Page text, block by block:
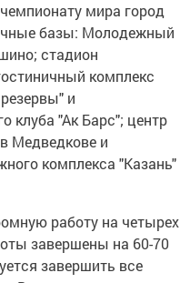
мира город
базы: Молодежный
стадион
комплекс
и
клуба "Ак Барс"; центр
Медведкове и
комплекса "Казань"
работу на четырех
завершены на 60-70
завершить все